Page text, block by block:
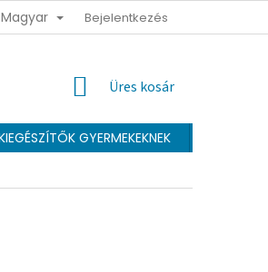
ÜZLETI FELTÉTELEK
Magyar Bejelentkezés
KOSÁR
Üres kosár
GYERMEKEKNEK